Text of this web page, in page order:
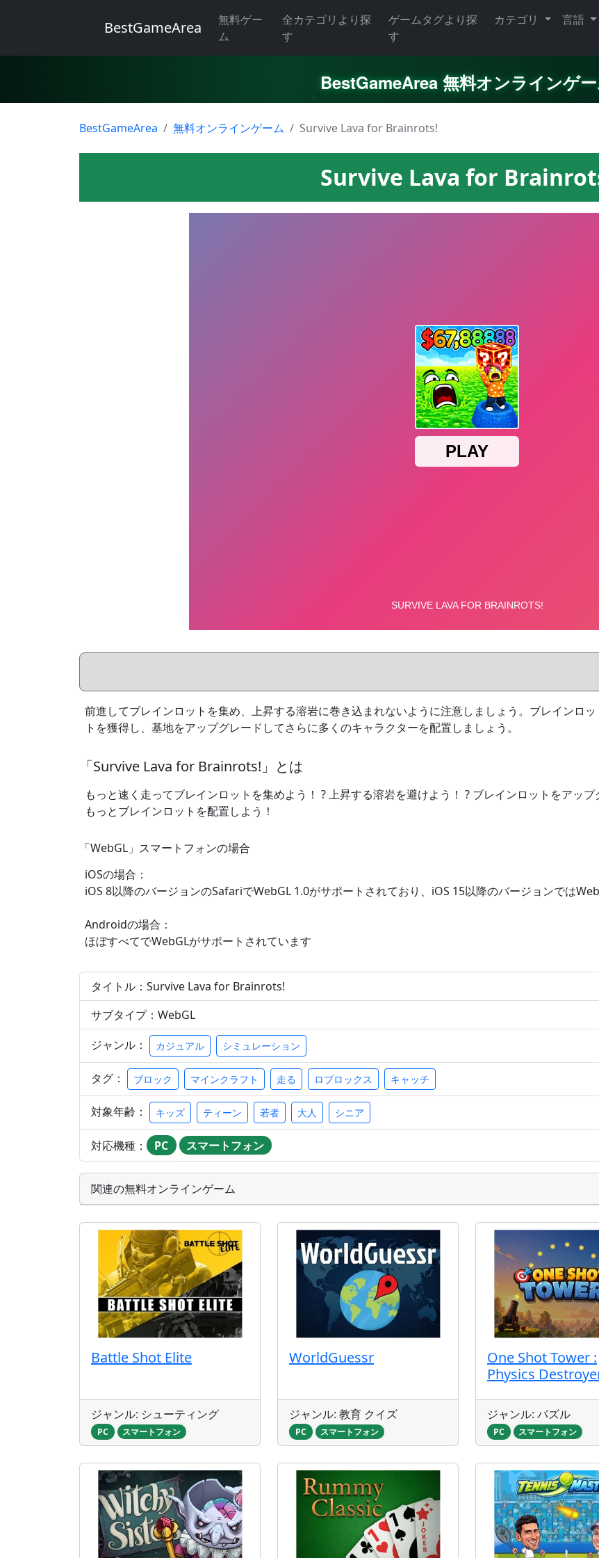
BestGameArea
無料ゲー
ム
全カテゴリより探
す
ゲームタグより探
す
カテゴリ 言語
BestGameArea 無料オンラインゲ
BestGameArea 無料オンラインゲーム Survive Lava for Brainrots!
Survive Lava for
前進してブレインロットを集め、上昇する溶岩に巻き込まれないように注意しましょう。ブレインロ
トを獲得し、基地をアップグレードしてさらに多くのキャラクターを配置しましょう。
「Survive Lava for Brainrots!」とは
もっと速く走ってブレインロットを集めよう！ ? 上昇する溶岩を避けよう！ ? ブレインロットをアップ
もっとブレインロットを配置しよう！
「WebGL」スマートフォンの場合
iOSの場合：
iOS 8以降のバージョンのSafariでWebGL 1.0がサポートされており、iOS 15以降のバージョンでは
Androidの場合：
ほぼすべてでWebGLがサポートされています
タイトル：Survive Lava for Brainrots!
サブタイプ：WebGL
ジャンル：
カジュアル シミュレーション
タグ： ブロック マインクラフト 走る ロブロックス キャッチ
対象年齢： キッズ ティーン 若者 大人 シニア
対応機種： PC スマートフォン
関連の無料オンラインゲーム
Battle Shot Elite
ジャンル: シューティング
PC スマートフォン
WorldGuessr
ジャンル: 教育 クイズ
PC スマートフォン
One Shot Tower :
Physics
ジャンル: パズル
PC スマートフォン